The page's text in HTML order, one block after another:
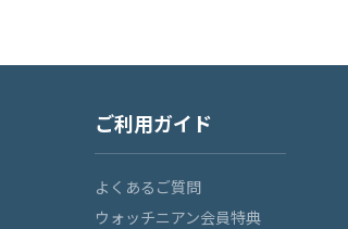
ご利用ガイド
よくあるご質問
ウォッチニアン会員特典